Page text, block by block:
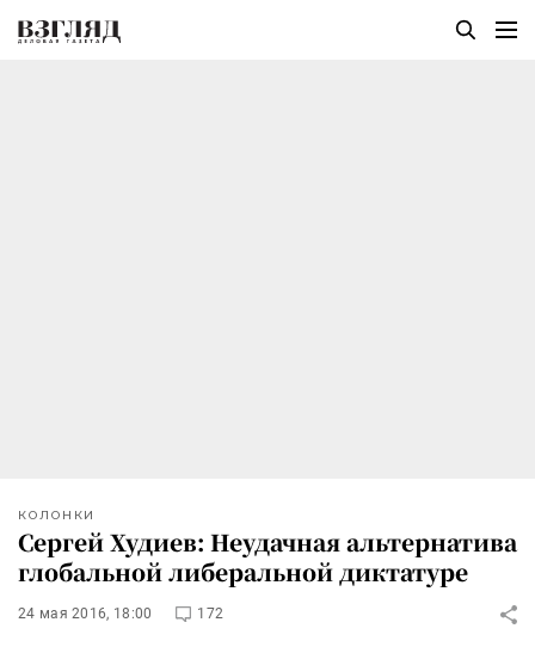
КОЛОНКИ
Сергей Худиев: Неудачная альтернатива
глобальной либеральной диктатуре
24 мая 2016, 18:00 172